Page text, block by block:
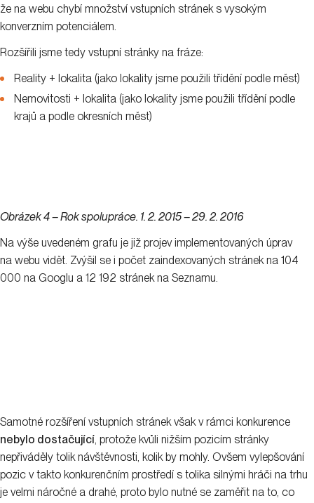
že na webu chybí množství vstupních stránek s vysokým
konverzním potenciálem.
Rozšířili jsme tedy vstupní stránky na fráze:
Reality + lokalita (jako lokality jsme použili třídění podle měst)
Nemovitosti + lokalita (jako lokality jsme použili třídění podle
krajů a podle okresních měst)
Obrázek 4 – Rok spolupráce. 1. 2. 2015 – 29. 2. 2016
Na výše uvedeném grafu je již projev implementovaných úprav
na webu vidět. Zvýšil se i počet zaindexovaných stránek na 104
000 na Googlu a 12 192 stránek na Seznamu.
Samotné rozšíření vstupních stránek však v rámci konkurence
nebylo dostačující, protože kvůli nižším pozicím stránky
nepřiváděly tolik návštěvnosti, kolik by mohly. Ovšem vylepšování
pozic v takto konkurenčním prostředí s tolika silnými hráči na trhu
je velmi náročné a drahé, proto bylo nutné se zaměřit na to, co